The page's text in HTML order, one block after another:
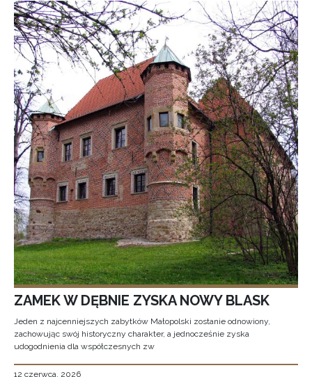
ZAMEK W DĘBNIE ZYSKA NOWY BLASK
Jeden z najcenniejszych zabytków Małopolski zostanie odnowiony,
zachowując swój historyczny charakter, a jednocześnie zyska
udogodnienia dla współczesnych zw
12 czerwca, 2026